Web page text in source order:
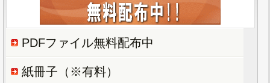
PDFファイル無料配布中
紙冊子（※有料）